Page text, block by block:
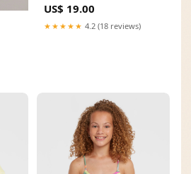
US$ 19.00
★★★★★ 4.2 (18 reviews)